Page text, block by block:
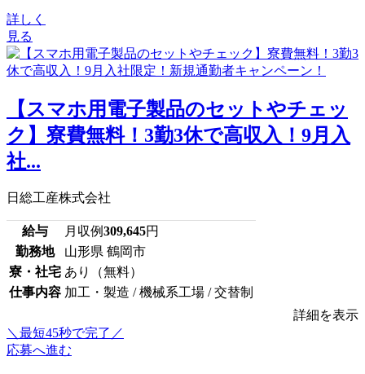
詳しく
見る
【スマホ用電子製品のセットやチェッ
ク】寮費無料！3勤3休で高収入！9月入
社...
日総工産株式会社
給与 月収例309,645円
勤務地
山形県 鶴岡市
寮・社宅 あり（無料）
仕事内容 加工・製造 / 機械系工場 / 交替制
詳細を表示
＼最短45秒で完了／
応募へ進む